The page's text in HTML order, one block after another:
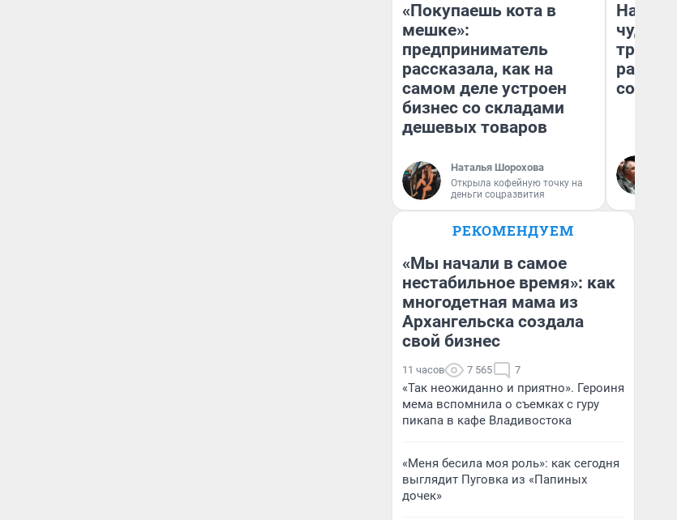
«Покупаешь кота в
мешке»:
предприниматель
рассказала, как на
самом деле устроен
бизнес со складами
дешевых товаров
Наталья Шорохова
Открыла кофейную точку на
деньги соцразвития
чудом
РЕКОМЕНДУЕМ
«Мы начали в самое
нестабильное время»: как
многодетная мама из
Архангельска создала
свой бизнес
11 часов 7 565 7
«Так неожиданно и приятно». Героиня
мема вспомнила о съемках с гуру
пикапа в кафе Владивостока
«Меня бесила моя роль»: как сегодня
выглядит Пуговка из «Папиных
дочек»